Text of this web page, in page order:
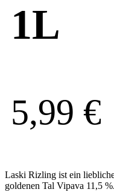
1L
5,99 €
Laski Rizling ist ein
goldenen Tal Vipava 11,5